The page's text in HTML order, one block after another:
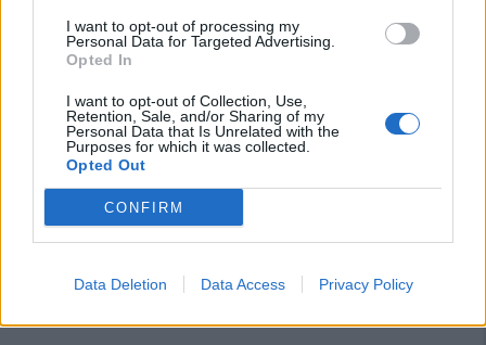
I want to opt-out of processing my
Personal Data for Targeted Advertising.
Opted In
I want to opt-out of Collection, Use,
Retention, Sale, and/or Sharing of my
Personal Data that Is Unrelated with the
Purposes for which it was collected.
Opted Out
CONFIRM
Data Deletion Data Access Privacy Policy